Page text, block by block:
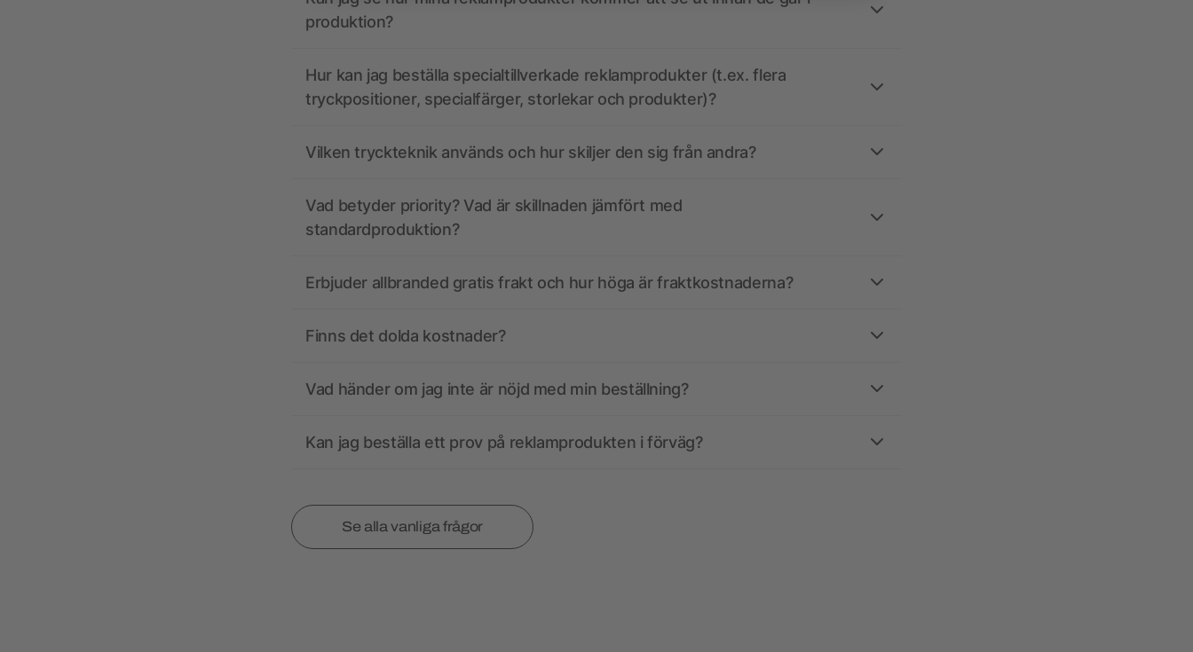
produktion?
Hur kan jag beställa specialtillverkade reklamprodukter (t.ex. flera
tryckpositioner, specialfärger, storlekar och produkter)?
Vilken tryckteknik används och hur skiljer den sig från andra?
Vad betyder priority? Vad är skillnaden jämfört med
standardproduktion?
Erbjuder allbranded gratis frakt och hur höga är fraktkostnaderna?
Finns det dolda kostnader?
Vad händer om jag inte är nöjd med min beställning?
Kan jag beställa ett prov på reklamprodukten i förväg?
Se alla vanliga frågor